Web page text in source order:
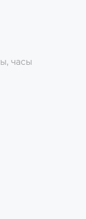
часы